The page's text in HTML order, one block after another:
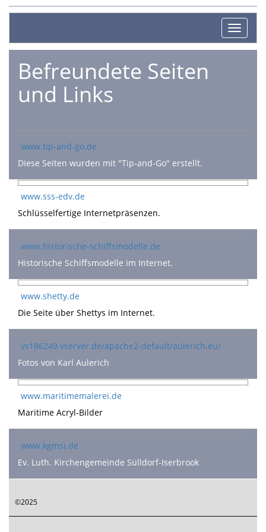
Toggle
Befreundete Seiten
und Links
www.tip-and-go.de
Diese Seiten wurden mit "Tip-and-Go" erstellt.
www.sss-edv.de
Schlüsselfertige Internetpräsenzen.
www.historische-schiffsmodelle.de
Historische Schiffsmodelle im Internet.
www.shetty.de
Die Seite über Shettys im Internet.
vs186249.vserver.de/apache2-default/aulerich.eu/
Fotos von Karl Aulerich
www.maritimemalerei.de
Maritime Acryl-Bilder
www.kgmsi.de
Ev. Luth. Kirchengemeinde Sülldorf-Iserbrook
©2025